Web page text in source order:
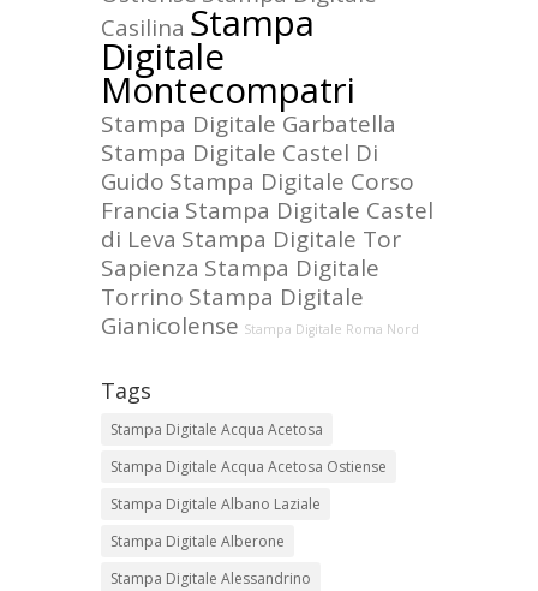
Casilina Stampa
Digitale
Montecompatri
Stampa Digitale Garbatella
Stampa Digitale Castel Di
Guido Stampa Digitale Corso
Francia Stampa Digitale Castel
di Leva Stampa Digitale Tor
Sapienza Stampa Digitale
Torrino Stampa Digitale
Gianicolense Stampa Digitale Roma Nord
Tags
Stampa Digitale Acqua Acetosa
Stampa Digitale Acqua Acetosa Ostiense
Stampa Digitale Albano Laziale
Stampa Digitale Alberone
Stampa Digitale Alessandrino